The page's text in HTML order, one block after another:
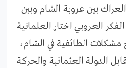
بين عروبة الشام وبين
العروبي اختار العلمانية
الطائفية في الشام،
الدولة العثمانية والحركة